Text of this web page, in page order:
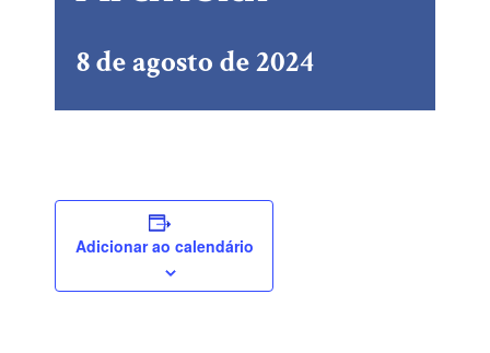
8 de agosto de 2024
Adicionar ao calendário